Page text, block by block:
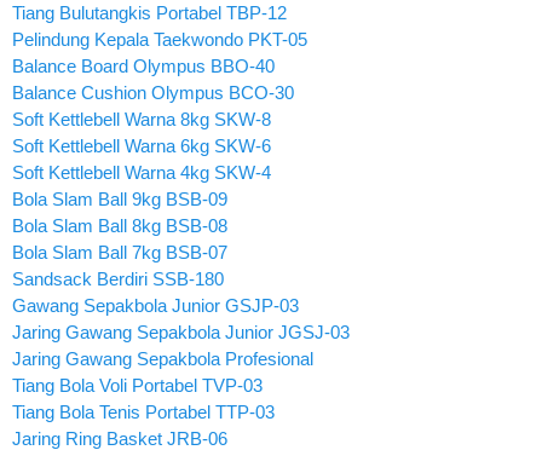
Tiang Bulutangkis Portabel TBP-12
Pelindung Kepala Taekwondo PKT-05
Balance Board Olympus BBO-40
Balance Cushion Olympus BCO-30
Soft Kettlebell Warna 8kg SKW-8
Soft Kettlebell Warna 6kg SKW-6
Soft Kettlebell Warna 4kg SKW-4
Bola Slam Ball 9kg BSB-09
Bola Slam Ball 8kg BSB-08
Bola Slam Ball 7kg BSB-07
Sandsack Berdiri SSB-180
Gawang Sepakbola Junior GSJP-03
Jaring Gawang Sepakbola Junior JGSJ-03
Jaring Gawang Sepakbola Profesional
Tiang Bola Voli Portabel TVP-03
Tiang Bola Tenis Portabel TTP-03
Jaring Ring Basket JRB-06